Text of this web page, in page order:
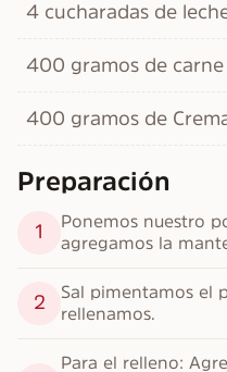
4 cucharadas de
400 gramos de
400 gramos de
Preparación
1
Ponemos nuestro
agregamos la
2
Sal pimentamos el
rellenamos.
Para el relleno: